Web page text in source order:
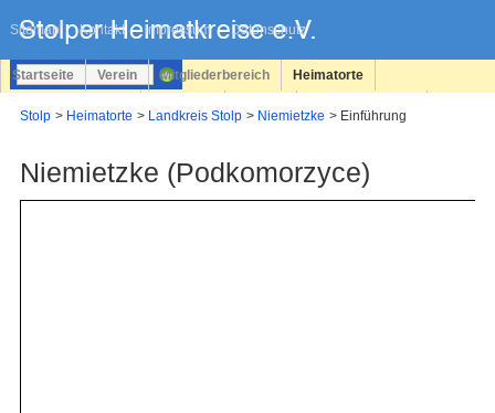
Sitemap Kontakt Impressum Datenschutz
überspringen
Startseite Verein Mitgliederbereich Heimatorte
Stolp Heimatorte Landkreis Stolp Niemietzke Einführung
Niemietzke (Podkomorzyce)